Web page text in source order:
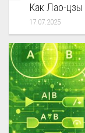
Как Лао-цзы
17.07.2025